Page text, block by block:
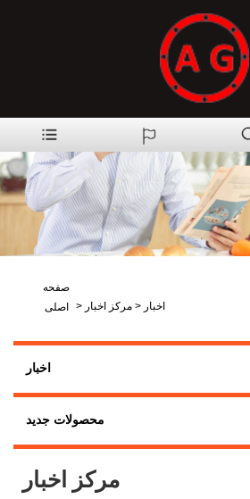
صفحه
اصلی
> اخبار > مرکز اخبار
اخبار
محصولات جدید
مرکز اخبار